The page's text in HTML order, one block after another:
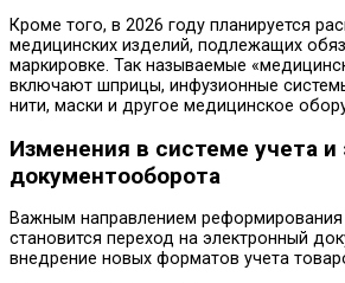
Кроме того, в 2026 году планируется
медицинских изделий, подлежащих
маркировке. Так называемые
включают шприцы, инфузионные
нити, маски и другое медицинское
Изменения в системе учета и
документооборота
Важным направлением
становится переход на электронный
внедрение новых форматов учета